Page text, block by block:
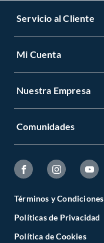
Servicio al Cliente
Mi Cuenta
Nuestra Empresa
Comunidades
Términos y Condiciones
Políticas de Privacidad
Política de Cookies